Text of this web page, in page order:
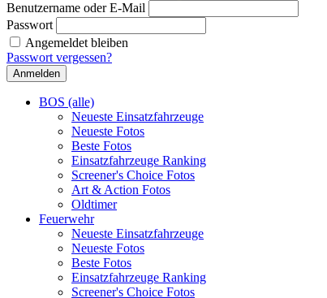
Benutzername oder E-Mail
Passwort
Angemeldet bleiben
Passwort vergessen?
BOS (alle)
Neueste Einsatzfahrzeuge
Neueste Fotos
Beste Fotos
Einsatzfahrzeuge Ranking
Screener's Choice Fotos
Art & Action Fotos
Oldtimer
Feuerwehr
Neueste Einsatzfahrzeuge
Neueste Fotos
Beste Fotos
Einsatzfahrzeuge Ranking
Screener's Choice Fotos